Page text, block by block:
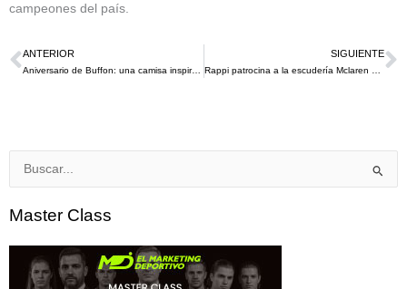
campeones del país.
Ant
ANTERIOR
Aniversario de Buffon: una camisa inspirada en la historia para celebrar el inicio de una leyenda desde 1995
SIGUIENTE
Buscar
Master Class